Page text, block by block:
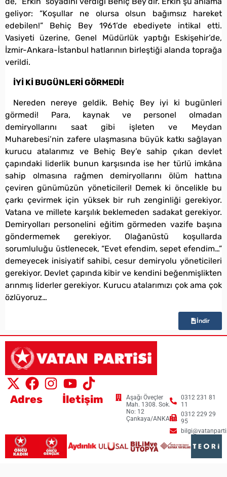
geliyor: “Koşullar ne olursa olsun bağımsız hareket
edebilen!” Behiç Bey 1961’de ebediyete intikal etti.
Vasiyeti üzerine, Genel Müdürlük yaptığı Eskişehir’de,
İzmir-Ankara-İstanbul hatlarının birleştiği alanda toprağa
verildi.
İYİ Kİ BUGÜNLERİ GÖRMEDİ!
Nereden nereye geldik. Behiç Bey iyi ki bugünleri
görmedi! Para, kaynak ve personel olmadan
demiryollarını saat gibi işleten ve Meydan
Muharebesi’nin zafere ulaşmasına büyük katkı sağlayan
kurucu atalarımız ve Behiç Bey’e sahip çıkan devlet
çapındaki liderlik bunun karşısında ise her türlü imkâna
sahip olmasına rağmen demiryollarını ölüm hattına
çeviren günümüzün yöneticileri! Demek ki öncelikle bu
çarkı çevirmek için yüksek bir ruh zenginliği gerekiyor.
Vatana ve millete karşılık beklemeden sadakat gerekiyor.
Demiryolları personelini eğitim görmeden vazife başına
göndermemek gerekiyor. Olağanüstü koşullarda
sorumluluğu üstlenecek, “Evet efendim, sepet efendim…”
demeyecek inisiyatif sahibi, cesur demiryolu yöneticileri
gerekiyor. Devlet çapında kibir ve kendini beğenmişlikten
arınmış liderler gerekiyor. Kurucu atalarımızı çok ama çok
özlüyoruz…
İndir
Adres
Aşağı Öveçler
Mah. 1308. Sok.
No: 12
Çankaya/ANKARA
İletişim
0312 231 81
11
0312 229 29
95